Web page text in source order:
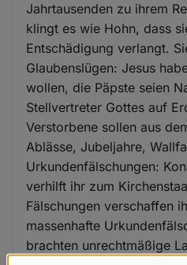
Jahrtausenden zu ihrem
klingt es wie Hohn, dass
Entschädigung verlangt.
Glaubenslügen: Jesus
wollen, die Päpste seien
Stellvertreter Gottes auf
Verstorbene sollen aus
Ablässe, Jubeljahre,
Urkundenfälschungen:
verhilft ihr zum
Fälschungen verschaffen
massenhafte
brachten unrechtmäßige